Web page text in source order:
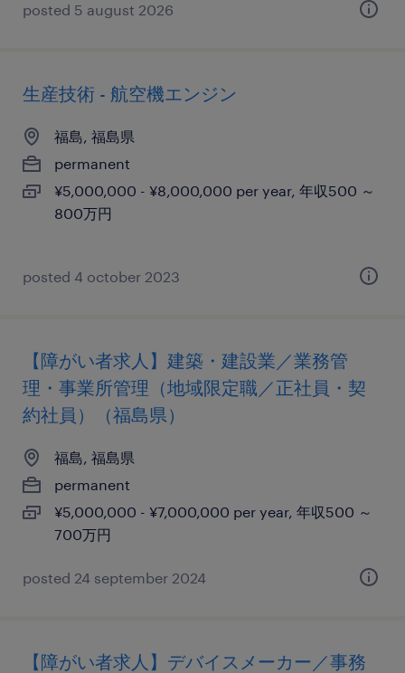
posted 5 august 2026
生産技術 - 航空機エンジン
福島, 福島県
permanent
¥5,000,000 - ¥8,000,000 per year, 年収500 ～
800万円
posted 4 october 2023
【障がい者求人】建築・建設業／業務管
理・事業所管理（地域限定職／正社員・契
約社員）（福島県）
福島, 福島県
permanent
¥5,000,000 - ¥7,000,000 per year, 年収500 ～
700万円
posted 24 september 2024
【障がい者求人】デバイスメーカー／事務